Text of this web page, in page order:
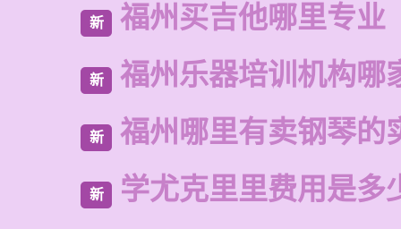
新 福州买吉他哪里专业
新 福州乐器培训机构哪
新 福州哪里有卖钢琴的
新 学尤克里里费用是多